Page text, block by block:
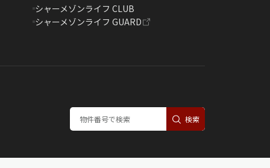
シャーメゾンライフ CLUB
シャーメゾンライフ GUARD